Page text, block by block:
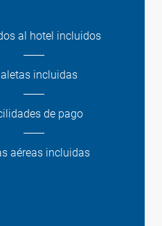
al hotel incluidos
incluidas
de pago
aéreas incluidas